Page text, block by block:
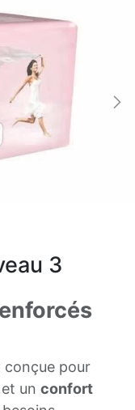
3
conçue pour
et un confort